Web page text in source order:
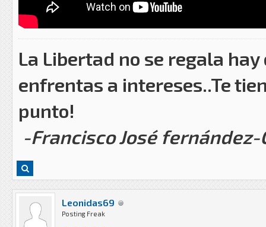
La Libertad no se regala
enfrentas a intereses..Te
punto!
-Francisco José
Leonidas69
Posting Freak